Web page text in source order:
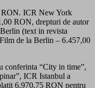
RON. ICR New York
RON, drepturi de autor
(text in revista
de la Berlin – 6.457,00
conferinta “City in time”,
ICR Istanbul a
6.970,75 RON pentru